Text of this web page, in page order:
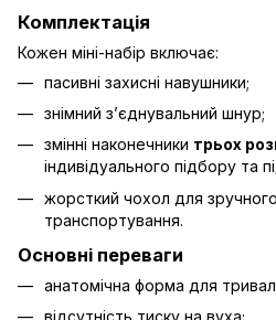
Комплектація
Кожен міні-набір включає:
пасивні захисні навушники;
знімний з’єднувальний шнур;
змінні наконечники трьох
індивідуального підбору та
жорсткий чохол для
транспортування.
Основні переваги
анатомічна форма для
відсутність тиску на вуха;